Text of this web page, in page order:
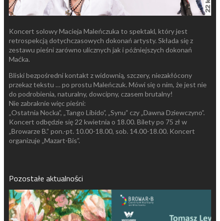
Koncert solowy Macieja Maleńczuka to spektakl, który jest
retrospekcją dotychczasowych dokonań artysty. Składa się z
zestawu pieśni zarówno ulicznych jak i późniejszych dokonań
Maćka.
Bliski bezpośredni kontakt z widownią, szczery, niezakłócony
przekaz tekstu … po prostu Maleńczuk. Mówi się o nim, że jest nie
do podrobienia, naturalny, dowcipny, czasem brutalny!
Nie zabraknie więc pieśni:
„Ostatnia Nocka”, „Tango Libido”, „Synu” czy „Dawna Dziewczyno”.
Koncert odbędzie się 22 kwietnia o 18.00. Bilety po 75 zł w
„Browarze B.” pon.-pt. 10.00-18.00, sob. 14.00-18.00. Koncert
organizuje „Mazart-Bis”.
Pozostałe aktualności